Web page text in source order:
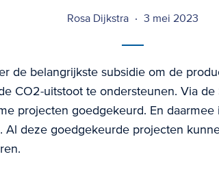
Rosa Dijkstra 3 mei 2023
de belangrijkste subsidie om de
CO2-uitstoot te ondersteunen. Via
projecten goedgekeurd. En
Al deze goedgekeurde projecten